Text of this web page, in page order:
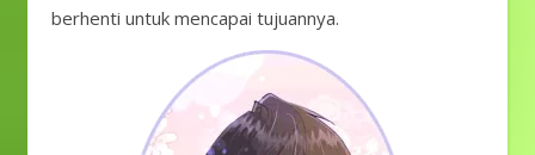
berhenti untuk mencapai tujuannya.